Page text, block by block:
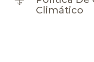
Climático